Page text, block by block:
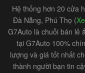
Hệ thống hơn 20 cửa
Đà Nẵng, Phú Thọ (
G7Auto là chuỗi bán lẻ
tại G7Auto 100%
lượng và giá tốt nhất
thành người bạn tin